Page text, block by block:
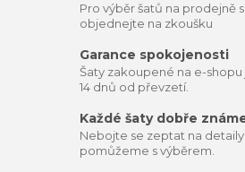
Pro výběr šatů na prodejně
objednejte na zkoušku
Garance spokojenosti
Šaty zakoupené na e-
14 dnů od převzetí.
Každé šaty dobře
Nebojte se zeptat na
pomůžeme s výběrem.